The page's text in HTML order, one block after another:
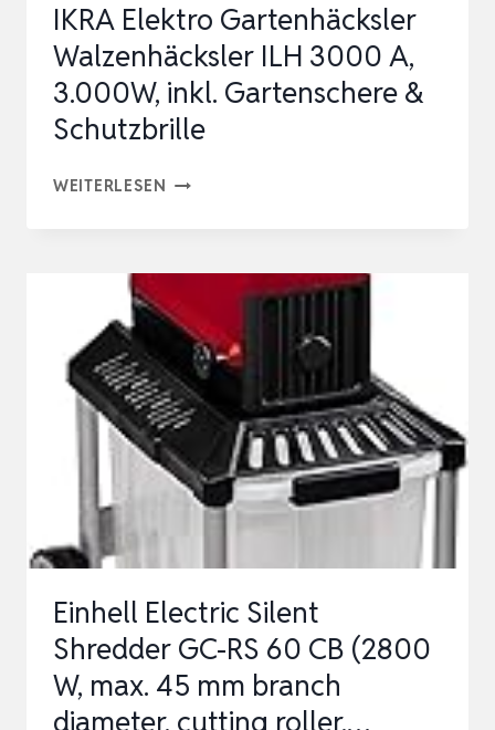
IKRA Elektro Gartenhäcksler
Walzenhäcksler ILH 3000 A,
3.000W, inkl. Gartenschere &
Schutzbrille
WEITERLESEN IKRA
WALZENHÄCKSLER
ILH
3000
A,
3.000W,
INKL.
GARTENSCHERE
Einhell Electric Silent
Shredder GC-RS 60 CB (2800
W, max. 45 mm branch
diameter, cutting roller,…